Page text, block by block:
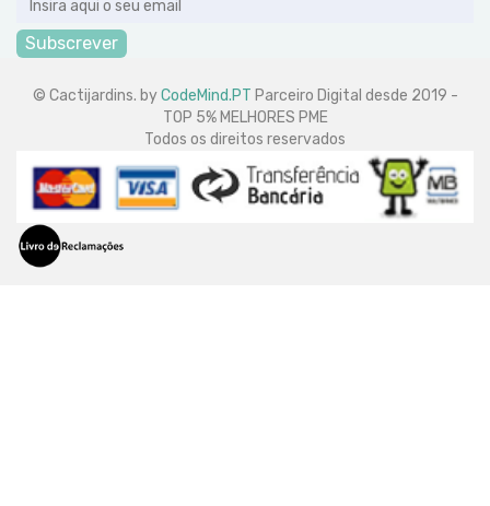
Subscrever
© Cactijardins. byCodeMind.PT Parceiro Digital desde 2019 -
TOP 5% MELHORES PME
Todos os direitos reservados